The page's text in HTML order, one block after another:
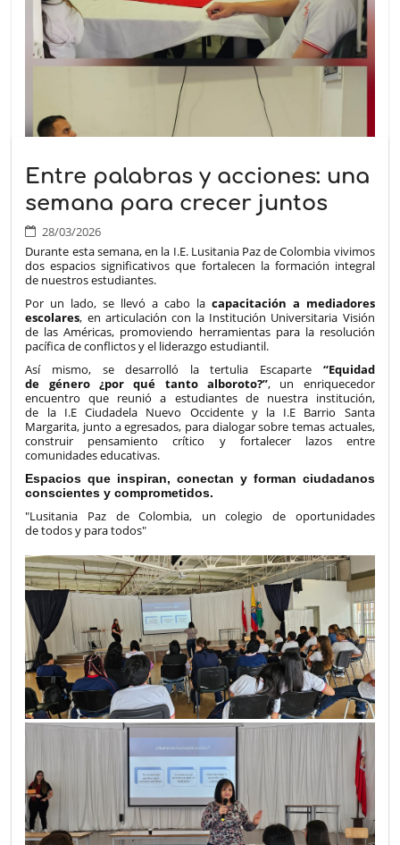
Entre palabras y acciones: una
semana para crecer juntos
28/03/2026
Durante esta semana, en la I.E. Lusitania Paz de Colombia vivimos
dos espacios significativos que fortalecen la formación integral
de nuestros estudiantes.
Por un lado, se llevó a cabo la capacitación a mediadores
escolares, en articulación con la Institución Universitaria Visión
de las Américas, promoviendo herramientas para la resolución
pacífica de conflictos y el liderazgo estudiantil.
Así mismo, se desarrolló la tertulia Escaparte “Equidad
de género ¿por qué tanto alboroto?”, un enriquecedor
encuentro que reunió a estudiantes de nuestra institución,
de la I.E Ciudadela Nuevo Occidente y la I.E Barrio Santa
Margarita, junto a egresados, para dialogar sobre temas actuales,
construir pensamiento crítico y fortalecer lazos entre
comunidades educativas.
Espacios que inspiran, conectan y forman ciudadanos
conscientes y comprometidos.
"Lusitania Paz de Colombia, un colegio de oportunidades
de todos y para todos"